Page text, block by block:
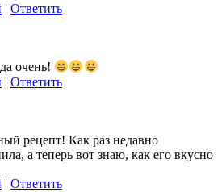
| Ответить
очень!
| Ответить
рецепт! Как раз недавно
а теперь вот знаю, как его вкусно
| Ответить